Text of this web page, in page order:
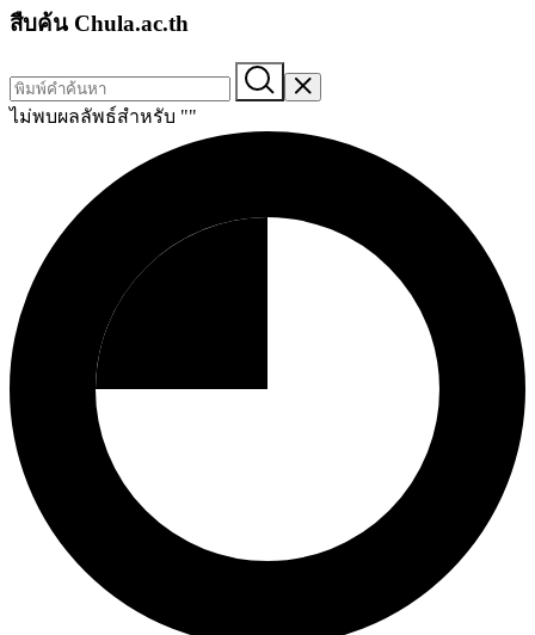
สืบค้น Chula.ac.th
ไม่พบผลลัพธ์สำหรับ ""